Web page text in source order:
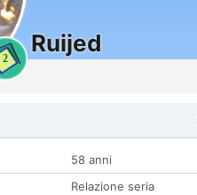
2
Ruijed
58 anni
Relazione seria